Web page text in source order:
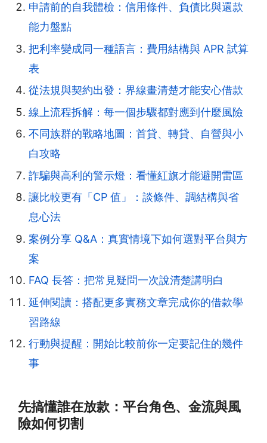
申請前的自我體檢：信用條件、負債比與還款
能力盤點
把利率變成同一種語言：費用結構與 APR 試算
表
從法規與契約出發：界線畫清楚才能安心借款
線上流程拆解：每一個步驟都對應到什麼風險
不同族群的戰略地圖：首貸、轉貸、自營與小
白攻略
詐騙與高利的警示燈：看懂紅旗才能避開雷區
讓比較更有「CP 值」：談條件、調結構與省
息心法
案例分享 Q&A：真實情境下如何選對平台與方
案
FAQ 長答：把常見疑問一次說清楚講明白
延伸閱讀：搭配更多實務文章完成你的借款學
習路線
行動與提醒：開始比較前你一定要記住的幾件
事
先搞懂誰在放款：平台角色、金流與風
險如何切割